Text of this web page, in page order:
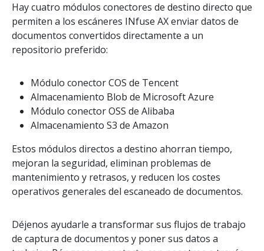
Hay cuatro módulos conectores de destino directo que
permiten a los escáneres INfuse AX enviar datos de
documentos convertidos directamente a un
repositorio preferido:
Módulo conector COS de Tencent
Almacenamiento Blob de Microsoft Azure
Módulo conector OSS de Alibaba
Almacenamiento S3 de Amazon
Estos módulos directos a destino ahorran tiempo,
mejoran la seguridad, eliminan problemas de
mantenimiento y retrasos, y reducen los costes
operativos generales del escaneado de documentos.
Déjenos ayudarle a transformar sus flujos de trabajo
de captura de documentos y poner sus datos a